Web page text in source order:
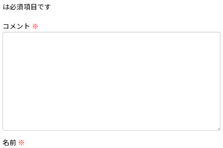
は必須項目です
コメント ※
名前 ※